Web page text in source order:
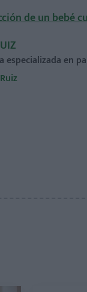
de un bebé
especializada en